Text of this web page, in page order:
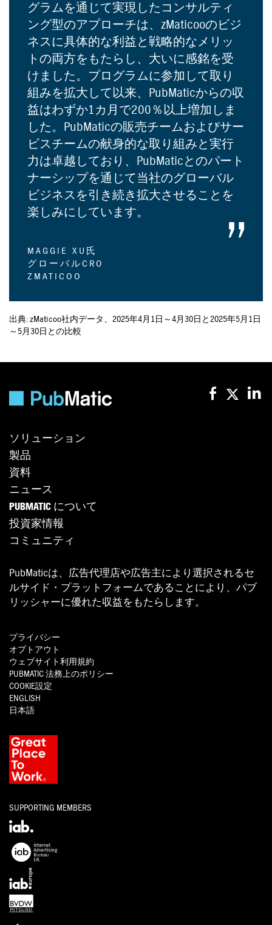
グラムを通じて実現したコンサルティ
ング型のアプローチは、zMaticooのビジ
ネスに具体的な利益と戦略的なメリッ
トの両方をもたらし、大いに感銘を受
けました。プログラムに参加して取り
組みを拡大して以来、PubMaticからの収
益はわずか1カ月で200％以上増加しま
した。PubMaticの販売チームおよびサー
ビスチームの献身的な取り組みと実行
力は卓越しており、PubMaticとのパート
ナーシップを通じて当社のグローバル
ビジネスを引き続き拡大させることを
楽しみにしています。
MAGGIE XU氏
グローバルCRO
ZMATICOO
出典: zMaticoo社内データ、2025年4月1日～4月30日と2025年5月1日
～5月30日との比較
ソリューション
製品
資料
ニュース
PUBMATIC について
投資家情報
コミュニティ
PubMaticは、広告代理店や広告主により選択されるセ
ルサイド・プラットフォームであることにより、パブ
リッシャーに優れた収益をもたらします。
プライバシー
オプトアウト
ウェブサイト利用規約
PUBMATIC 法務上のポリシー
COOKIE設定
ENGLISH
日本語
SUPPORTING MEMBERS